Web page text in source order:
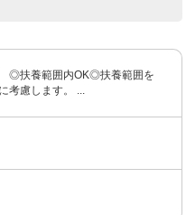
◎扶養範囲内OK◎扶養範囲を
考慮します。 ...